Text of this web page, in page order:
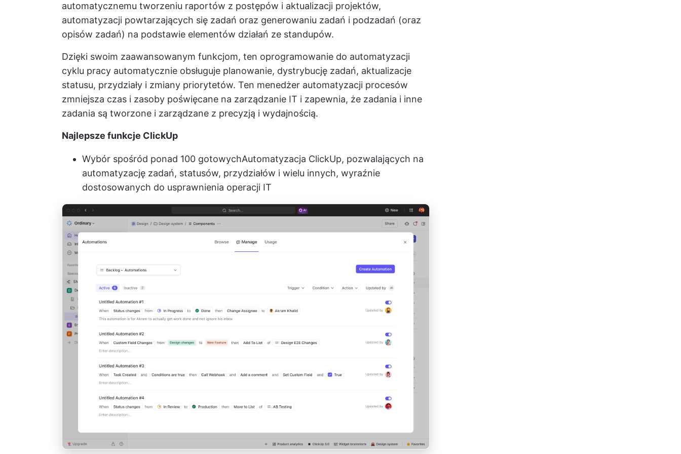
automatycznemu tworzeniu raportów z postępów i aktualizacji projektów,
automatyzacji powtarzających się zadań oraz generowaniu zadań i podzadań (oraz
opisów zadań) na podstawie elementów działań ze standupów.
Dzięki swoim zaawansowanym funkcjom, ten oprogramowanie do automatyzacji
cyklu pracy automatycznie obsługuje planowanie, dystrybucję zadań, aktualizacje
statusu, przydziały i zmiany priorytetów. Ten menedżer automatyzacji procesów
zmniejsza czas i zasoby poświęcane na zarządzanie IT i zapewnia, że zadania i inne
zadania są tworzone i zarządzane z precyzją i wydajnością.
Najlepsze funkcje ClickUp
Wybór spośród ponad 100 gotowychAutomatyzacja ClickUp, pozwalających na
automatyzację zadań, statusów, przydziałów i wielu innych, wyraźnie
dostosowanych do usprawnienia operacji IT